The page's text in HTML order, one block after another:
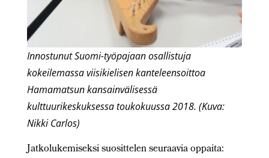
Innostunut Suomi-työpajaan osallistuja
kokeilemassa viisikielisen kanteleensoittoa
Hamamatsun kansainvälisessä
kulttuurikeskuksessa toukokuussa 2018. (Kuva:
Nikki Carlos)
Jatkolukemiseksi suosittelen seuraavia oppaita: